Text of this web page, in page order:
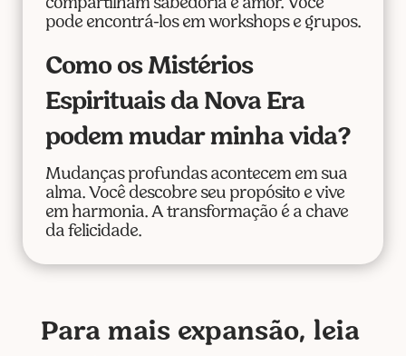
compartilham sabedoria e amor. Você
pode encontrá-los em workshops e grupos.
Como os Mistérios
Espirituais da Nova Era
podem mudar minha vida?
Mudanças profundas acontecem em sua
alma. Você descobre seu propósito e vive
em harmonia. A transformação é a chave
da felicidade.
Para mais expansão, leia